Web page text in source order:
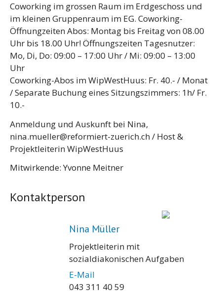
Coworking im grossen Raum im Erdgeschoss und
im kleinen Gruppenraum im EG. Coworking-
Öffnungzeiten Abos: Montag bis Freitag von 08.00
Uhr bis 18.00 Uhr! Öffnungszeiten Tagesnutzer:
Mo, Di, Do: 09:00 – 17:00 Uhr / Mi: 09:00 – 13:00
Uhr
Coworking-Abos im WipWestHuus: Fr. 40.- / Monat
/ Separate Buchung eines Sitzungszimmers: 1h/ Fr.
10.-
Anmeldung und Auskunft bei Nina,
nina.mueller@reformiert-zuerich.ch / Host &
Projektleiterin WipWestHuus
Mitwirkende: Yvonne Meitner
Kontaktperson
Nina Müller
Projektleiterin mit
sozialdiakonischen Aufgaben
E-Mail
043 311 40 59